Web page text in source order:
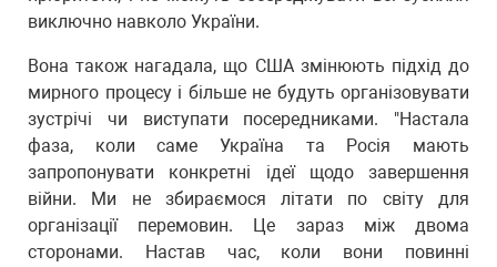
виключно навколо України.
Вона також нагадала, що США змінюють підхід до
мирного процесу і більше не будуть організовувати
зустрічі чи виступати посередниками. "Настала
фаза, коли саме Україна та Росія мають
запропонувати конкретні ідеї щодо завершення
війни. Ми не збираємося літати по світу для
організації перемовин. Це зараз між двома
сторонами. Настав час, коли вони повинні